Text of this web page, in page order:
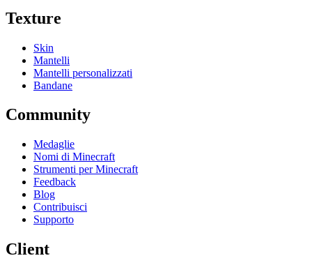
Texture
Skin
Mantelli
Mantelli personalizzati
Bandane
Community
Medaglie
Nomi di Minecraft
Strumenti per Minecraft
Feedback
Blog
Contribuisci
Supporto
Client